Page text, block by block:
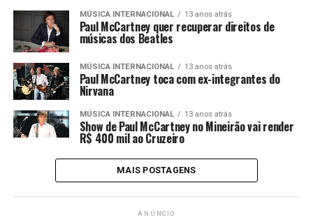
MÚSICA INTERNACIONAL 13 anos atrás
Paul McCartney quer recuperar direitos de
músicas dos Beatles
MÚSICA INTERNACIONAL 13 anos atrás
Paul McCartney toca com ex-integrantes do
Nirvana
MÚSICA INTERNACIONAL 13 anos atrás
Show de Paul McCartney no Mineirão vai render
R$ 400 mil ao Cruzeiro
MAIS POSTAGENS
ANÚNCIO